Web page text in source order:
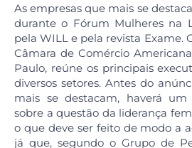
As empresas que mais se
durante o Fórum Mulheres na
pela WILL e pela revista Exame.
Câmara de Comércio
Paulo, reúne os principais
diversos setores. Antes do
mais se destacam, haverá
sobre a questão da liderança
o que deve ser feito de modo a
já que, segundo o Grupo de